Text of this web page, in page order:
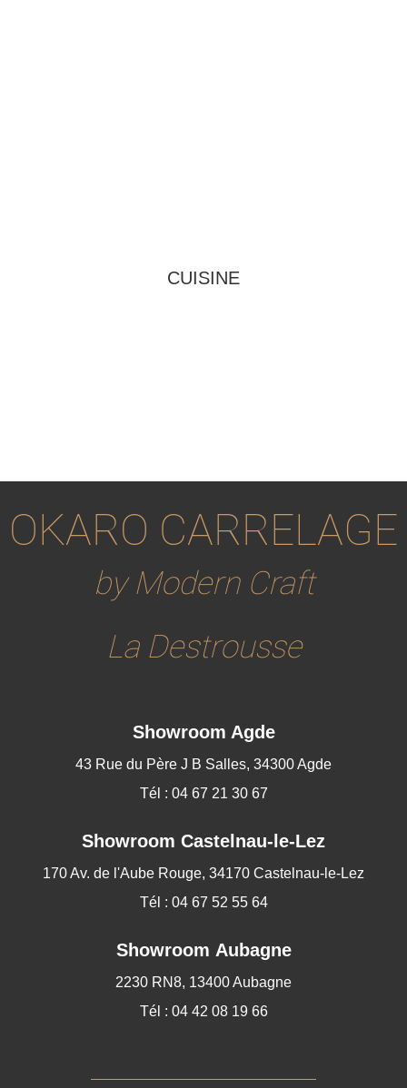
CUISINE
OKARO CARRELAGE
by Modern Craft
La Destrousse
Showroom Agde
43 Rue du Père J B Salles, 34300 Agde
Tél : 04 67 21 30 67
Showroom Castelnau-le-Lez
170 Av. de l'Aube Rouge, 34170 Castelnau-le-Lez
Tél : 04 67 52 55 64
Showroom Aubagne
2230 RN8, 13400 Aubagne
Tél : 04 42 08 19 66